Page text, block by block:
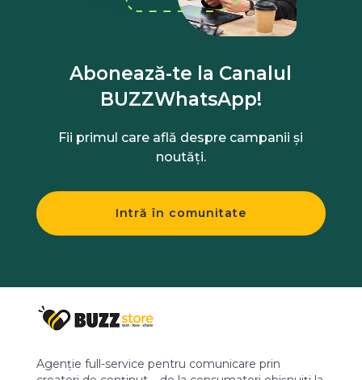
Abonează-te la Canalul
BUZZWhatsApp!
Fii primul care află despre campanii și
noutăți.
Intră în comunitate
Agenție full-service pentru comunicare prin